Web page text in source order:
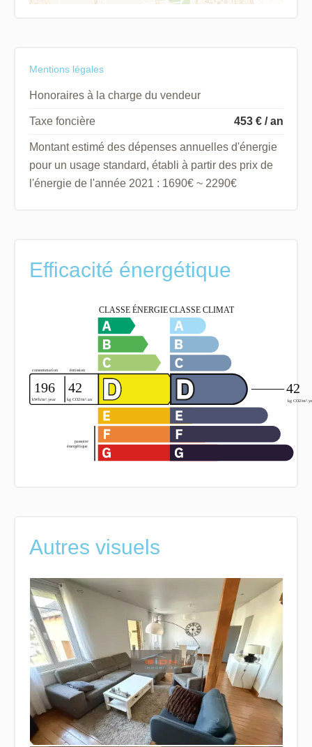
Mentions légales
Honoraires à la charge du vendeur
Taxe foncière 453 € / an
Montant estimé des dépenses annuelles d'énergie
pour un usage standard, établi à partir des prix de
l'énergie de l'année 2021 : 1690€ ~ 2290€
Efficacité énergétique
Autres visuels